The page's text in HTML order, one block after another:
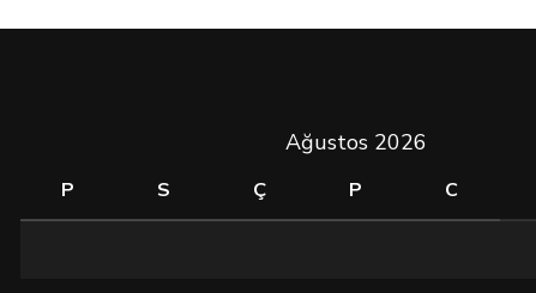
Ağustos 2026
P S Ç P C